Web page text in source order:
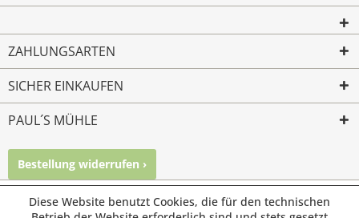
ZAHLUNGSARTEN
SICHER EINKAUFEN
PAUL´S MÜHLE
Bestellung widerrufen ›
© Paul's Mühle | Inhaber: Christof Paul e.K. | Westring 2 |
Mailkontakt Facebook Instagram
Diese Website benutzt Cookies, die für den technischen